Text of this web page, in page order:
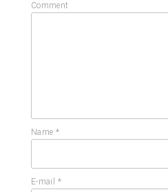
Comment
Name *
E-mail *